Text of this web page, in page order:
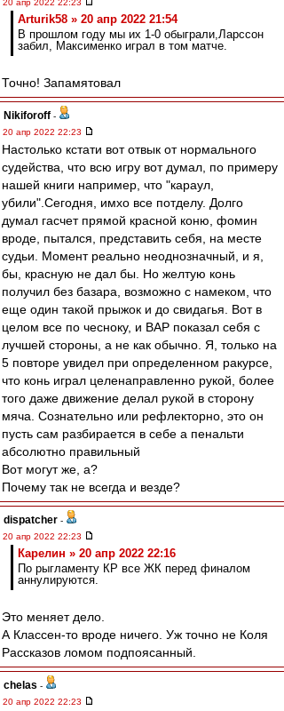
20 апр 2022 22:23
Arturik58 » 20 апр 2022 21:54
В прошлом году мы их 1-0 обыграли,Ларссон
забил, Максименко играл в том матче.
Точно! Запамятовал
Nikiforoff -
20 апр 2022 22:23
Настолько кстати вот отвык от нормального
судейства, что всю игру вот думал, по примеру
нашей книги например, что "караул,
убили".Сегодня, имхо все потделу. Долго
думал гасчет прямой красной коню, фомин
вроде, пытался, представить себя, на месте
судьи. Момент реально неоднозначный, и я,
бы, красную не дал бы. Но желтую конь
получил без базара, возможно с намеком, что
еще один такой прыжок и до свидагья. Вот в
целом все по чесноку, и ВАР показал себя с
лучшей стороны, а не как обычно. Я, только на
5 повторе увидел при определенном ракурсе,
что конь играл целенаправленно рукой, более
того даже движение делал рукой в сторону
мяча. Сознательно или рефлекторно, это он
пусть сам разбирается в себе а пенальти
абсолютно правильный
Вот могут же, а?
Почему так не всегда и везде?
dispatcher -
20 апр 2022 22:23
Карелин » 20 апр 2022 22:16
По рыгламенту КР все ЖК перед финалом
аннулируются.
Это меняет дело.
А Классен-то вроде ничего. Уж точно не Коля
Рассказов ломом подпоясанный.
chelas -
20 апр 2022 22:23